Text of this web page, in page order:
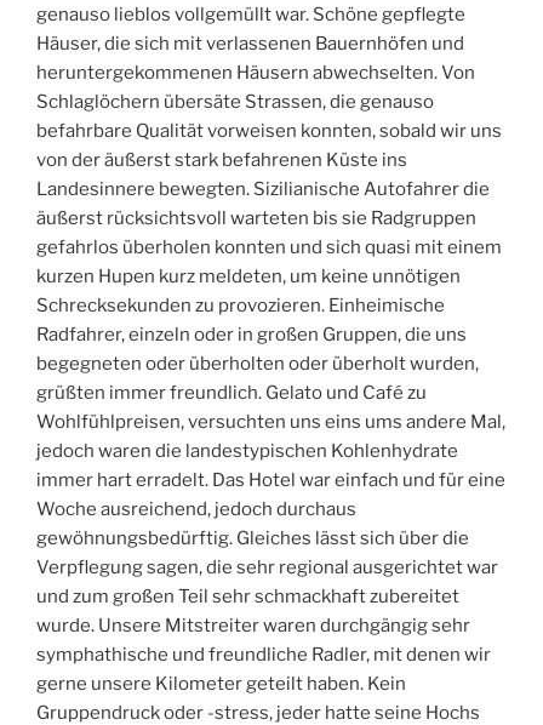
genauso lieblos vollgemüllt war. Schöne gepflegte
Häuser, die sich mit verlassenen Bauernhöfen und
heruntergekommenen Häusern abwechselten. Von
Schlaglöchern übersäte Strassen, die genauso
befahrbare Qualität vorweisen konnten, sobald wir uns
von der äußerst stark befahrenen Küste ins
Landesinnere bewegten. Sizilianische Autofahrer die
äußerst rücksichtsvoll warteten bis sie Radgruppen
gefahrlos überholen konnten und sich quasi mit einem
kurzen Hupen kurz meldeten, um keine unnötigen
Schrecksekunden zu provozieren. Einheimische
Radfahrer, einzeln oder in großen Gruppen, die uns
begegneten oder überholten oder überholt wurden,
grüßten immer freundlich. Gelato und Café zu
Wohlfühlpreisen, versuchten uns eins ums andere Mal,
jedoch waren die landestypischen Kohlenhydrate
immer hart erradelt. Das Hotel war einfach und für eine
Woche ausreichend, jedoch durchaus
gewöhnungsbedürftig. Gleiches lässt sich über die
Verpflegung sagen, die sehr regional ausgerichtet war
und zum großen Teil sehr schmackhaft zubereitet
wurde. Unsere Mitstreiter waren durchgängig sehr
symphathische und freundliche Radler, mit denen wir
gerne unsere Kilometer geteilt haben. Kein
Gruppendruck oder -stress, jeder hatte seine Hochs